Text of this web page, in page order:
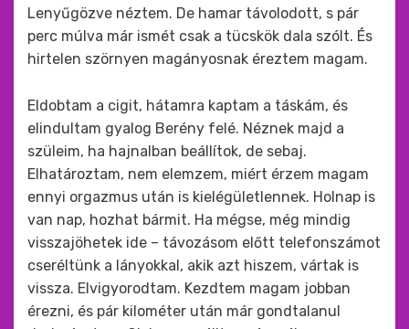
Lenyűgözve néztem. De hamar távolodott, s pár
perc múlva már ismét csak a tücskök dala szólt. És
hirtelen szörnyen magányosnak éreztem magam.
Eldobtam a cigit, hátamra kaptam a táskám, és
elindultam gyalog Berény felé. Néznek majd a
szüleim, ha hajnalban beállítok, de sebaj.
Elhatároztam, nem elemzem, miért érzem magam
ennyi orgazmus után is kielégületlennek. Holnap is
van nap, hozhat bármit. Ha mégse, még mindig
visszajöhetek ide – távozásom előtt telefonszámot
cseréltünk a lányokkal, akik azt hiszem, vártak is
vissza. Elvigyorodtam. Kezdtem magam jobban
érezni, és pár kilométer után már gondtalanul